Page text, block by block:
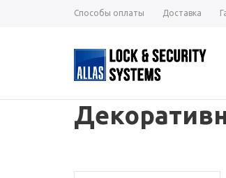
Способы оплаты Доставка